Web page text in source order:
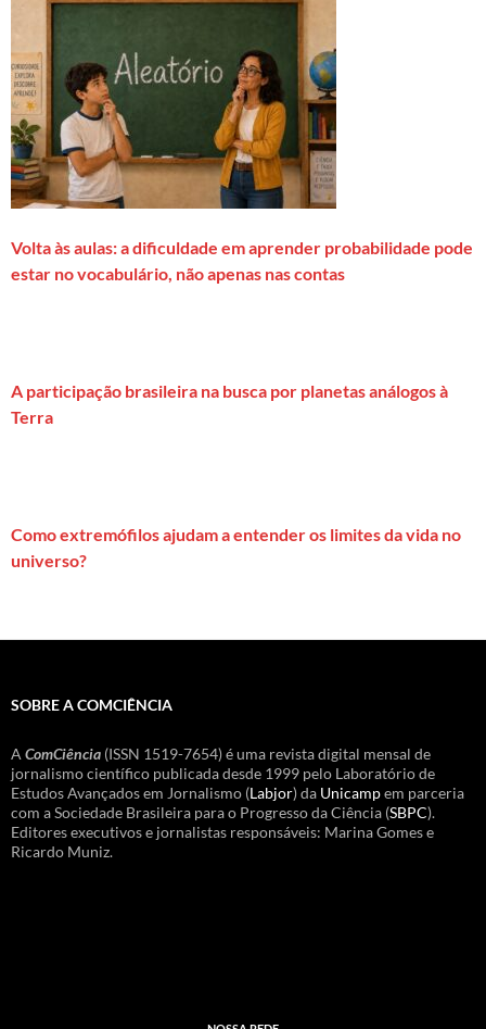
Volta às aulas: a dificuldade em aprender probabilidade pode
estar no vocabulário, não apenas nas contas
A participação brasileira na busca por planetas análogos à
Terra
Como extremófilos ajudam a entender os limites da vida no
universo?
SOBRE A COMCIÊNCIA
A ComCiência (ISSN 1519-7654) é uma revista digital mensal de
jornalismo científico publicada desde 1999 pelo Laboratório de
Estudos Avançados em Jornalismo (Labjor) da Unicampem parceria
com a Sociedade Brasileira para o Progresso da Ciência (SBPC).
Editores executivos e jornalistas responsáveis: Marina Gomes e
Ricardo Muniz.